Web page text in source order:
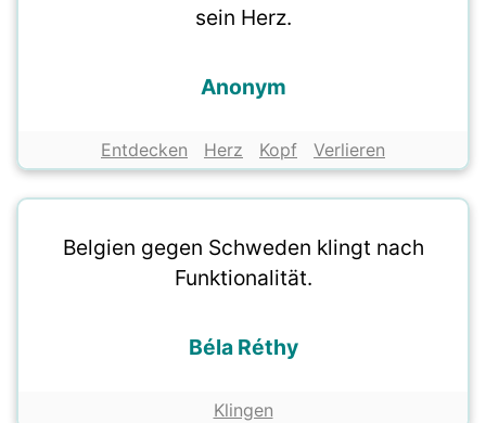
sein Herz.
Anonym
Entdecken Herz Kopf Verlieren
Belgien gegen Schweden klingt nach
Funktionalität.
Béla Réthy
Klingen